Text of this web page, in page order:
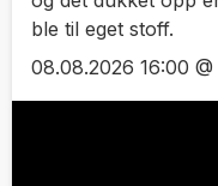
ble til eget stoff.
08.08.2026 16:00